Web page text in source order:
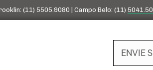
(11) 5505.9080 | Campo Belo: (11)
ENVIE